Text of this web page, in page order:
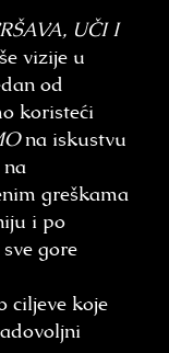
UČI I
vizije u
od
koristeći
na iskustvu
na
greškama
i po
gore
ciljeve koje